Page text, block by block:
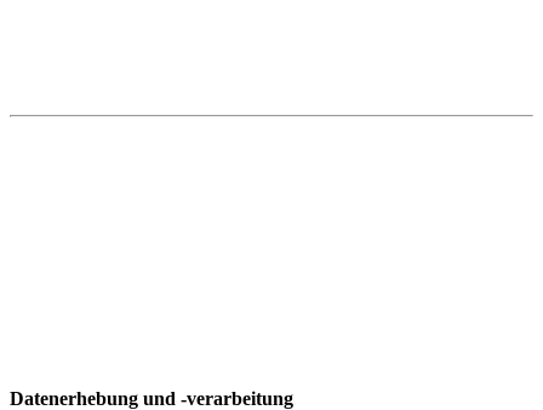
Datenerhebung und -verarbeitung